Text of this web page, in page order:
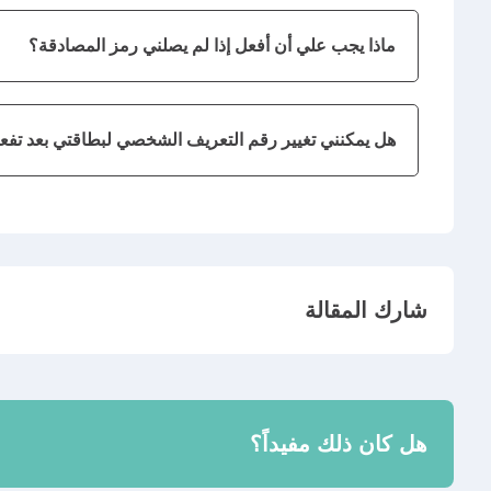
ماذا يجب علي أن أفعل إذا لم يصلني رمز المصادقة؟
هل يمكنني تغيير رقم التعريف الشخصي لبطاقتي بعد
شارك المقالة
هل كان ذلك مفيداً؟